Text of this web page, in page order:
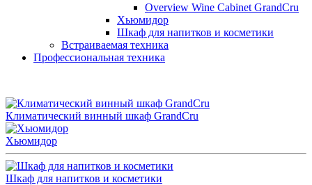
Overview Wine Cabinet GrandCru
Хьюмидор
Шкаф для напитков и косметики
Встраиваемая техника
Профессиональная техника
Климатический винный шкаф GrandCru
Хьюмидор
Шкаф для напитков и косметики